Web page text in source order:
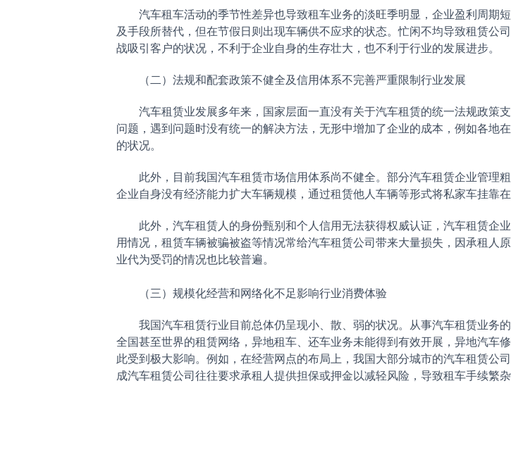
汽车租车活动的季节性差异也导致租车业务的淡旺季明显，企业盈利周期
及手段所替代，但在节假日则出现车辆供不应求的状态。忙闲不均导致租赁公
战吸引客户的状况，不利于企业自身的生存壮大，也不利于行业的发展进步。
（二）法规和配套政策不健全及信用体系不完善严重限制行业发展
汽车租赁业发展多年来，国家层面一直没有关于汽车租赁的统一法规政策
问题，遇到问题时没有统一的解决方法，无形中增加了企业的成本，例如各地
的状况。
此外，目前我国汽车租赁市场信用体系尚不健全。部分汽车租赁企业管理
企业自身没有经济能力扩大车辆规模，通过租赁他人车辆等形式将私家车挂靠
此外，汽车租赁人的身份甄别和个人信用无法获得权威认证，汽车租赁企
用情况，租赁车辆被骗被盗等情况常给汽车租赁公司带来大量损失，因承租人
业代为受罚的情况也比较普遍。
（三）规模化经营和网络化不足影响行业消费体验
我国汽车租赁行业目前总体仍呈现小、散、弱的状况。从事汽车租赁业务
全国甚至世界的租赁网络，异地租车、还车业务未能得到有效开展，异地汽车
此受到极大影响。例如，在经营网点的布局上，我国大部分城市的汽车租赁公
成汽车租赁公司往往要求承租人提供担保或押金以减轻风险，导致租车手续繁